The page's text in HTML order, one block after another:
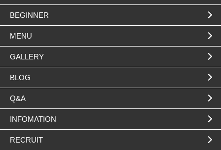
BEGINNER
MENU
GALLERY
BLOG
Q&A
INFOMATION
RECRUIT